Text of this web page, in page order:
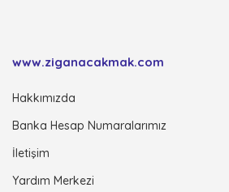
www.ziganacakmak.com
Hakkımızda
Banka Hesap Numaralarımız
İletişim
Yardım Merkezi